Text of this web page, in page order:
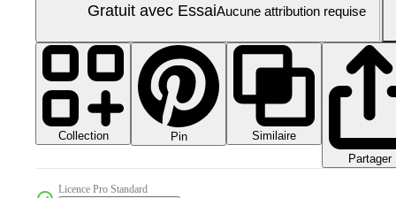
Gratuit avec EssaiAucune attribution requise
Collection Pin
Similaire
Partager
Licence Pro Standard